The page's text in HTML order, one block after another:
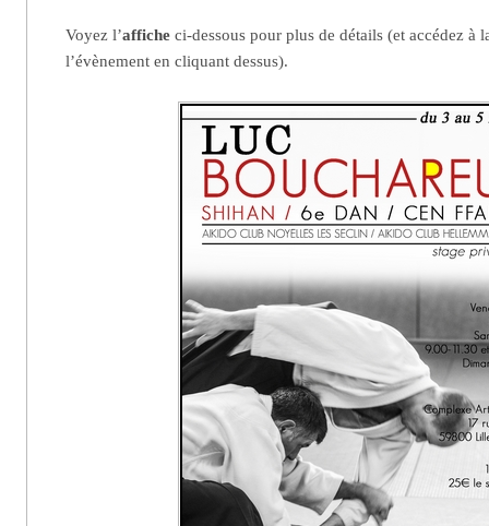
Voyez l’affiche ci-dessous pour plus de détails (et accédez à
l’évènement en cliquant dessus).